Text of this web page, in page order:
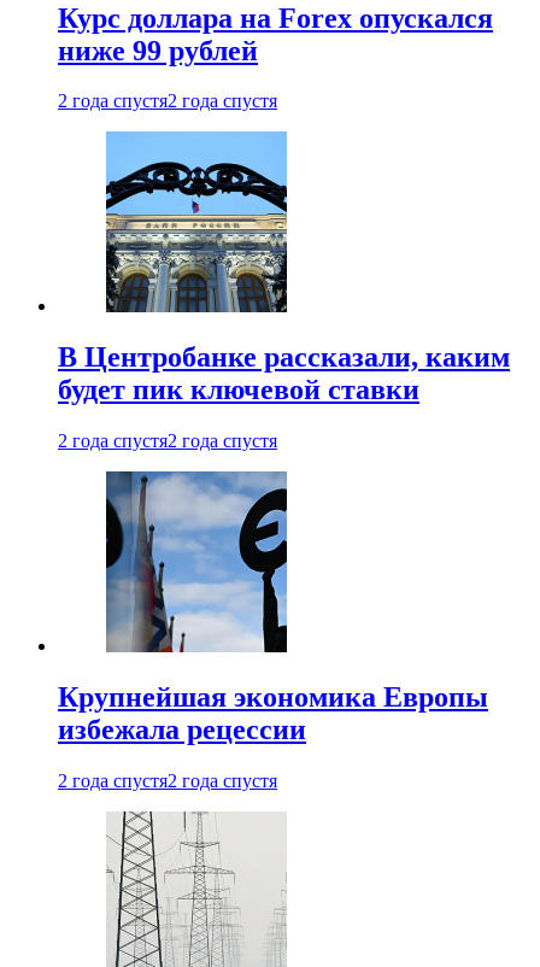
Курс доллара на Forex опускался
ниже 99 рублей
2 года спустя2 года спустя
В Центробанке рассказали, каким
будет пик ключевой ставки
2 года спустя2 года спустя
Крупнейшая экономика Европы
избежала рецессии
2 года спустя2 года спустя